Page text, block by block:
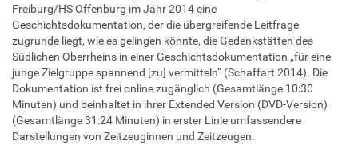
Freiburg/HS Offenburg im Jahr 2014 eine
Geschichtsdokumentation, der die übergreifende Leitfrage
zugrunde liegt, wie es gelingen könnte, die Gedenkstätten des
Südlichen Oberrheins in einer Geschichtsdokumentation „für eine
junge Zielgruppe spannend [zu] vermitteln“ (Schaffart 2014). Die
Dokumentation ist frei online zugänglich (Gesamtlänge 10:30
Minuten) und beinhaltet in ihrer Extended Version (DVD-Version)
(Gesamtlänge 31:24 Minuten) in erster Linie umfassendere
Darstellungen von Zeitzeuginnen und Zeitzeugen.